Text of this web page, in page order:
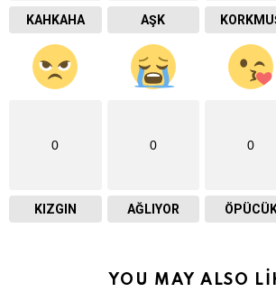
KAHKAHA AŞK
0
KIZGIN
0
AĞLIYOR
0
YOU MAY ALSO